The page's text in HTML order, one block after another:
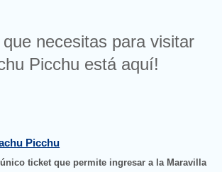
que necesitas para visitar
Picchu está aquí!
Picchu
ticket que permite ingresar a la Maravilla